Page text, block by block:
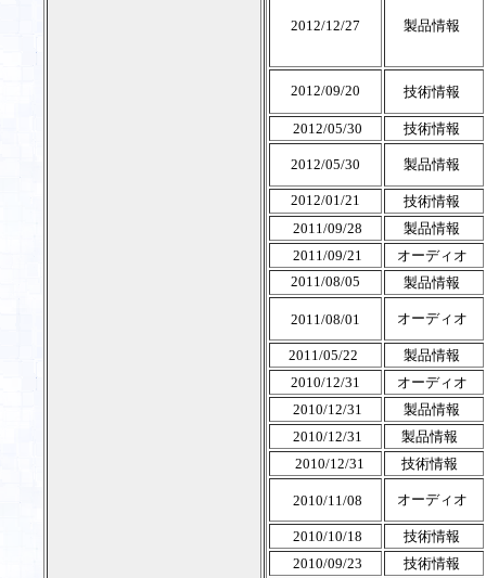
2012/12/27 製品情報
2012/09/20 技術情報
2012/05/30 技術情報
2012/05/30 製品情報
2012/01/21
技術情報
2011/09/28
製品情報
2011/09/21
オーディオ
2011/08/05
製品情報
2011/08/01 オーディオ
2011/05/22
製品情報
2010/12/31
オーディオ
2010/12/31
製品情報
2010/12/31
製品情報
2010/12/31
技術情報
2010/11/08 オーディオ
2010/10/18
技術情報
2010/09/23
技術情報